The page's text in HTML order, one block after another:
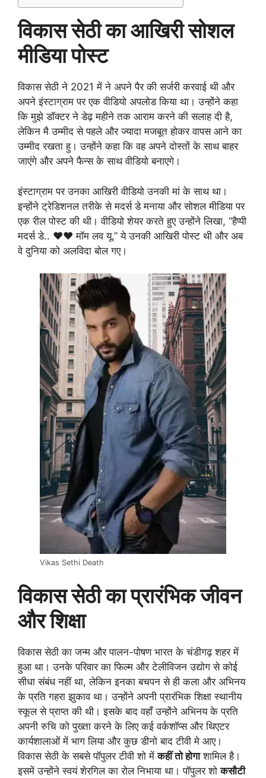
विकास सेठी का आखिरी सोशल
मीडिया पोस्ट
विकास सेठी ने 2021 में ने अपने पैर की सर्जरी करवाई थी और
अपने इंस्टाग्राम पर एक वीडियो अपलोड किया था। उन्होंने कहा
कि मुझे डॉक्टर ने डेढ़ महीने तक आराम करने की सलाह दी है,
लेकिन मै उम्मीद से पहले और ज्यादा मजबूत होकर वापस आने का
उम्मीद रखता हु। उन्होंने कहा कि वह अपने दोस्तों के साथ बाहर
जाएंगे और अपने फैन्स के साथ वीडियो बनाएगे।
इंस्टाग्राम पर उनका आखिरी वीडियो उनकी मां के साथ था।
इन्होंने ट्रेडिशनल तरीके से मदर्स डे मनाया और सोशल मीडिया पर
एक रील पोस्ट की थी। वीडियो शेयर करते हुए उन्होंने लिखा, “हैप्पी
मदर्स डे.. ❤❤ मॉम लव यू.” ये उनकी आखिरी पोस्ट थी और अब
वे दुनिया को अलविदा बोल गए।
Vikas Sethi Death
विकास सेठी का प्रारंभिक जीवन
और शिक्षा
विकास सेठी का जन्म और पालन-पोषण भारत के चंडीगढ़ शहर में
हुआ था। उनके परिवार का फिल्म और टेलीविजन उद्योग से कोई
सीधा संबंध नहीं था, लेकिन इनका बचपन से ही कला और अभिनय
के प्रति गहरा झुकाव था। उन्होंने अपनी प्रारंभिक शिक्षा स्थानीय
स्कूल से प्राप्त की थी। इसके बाद वहाँ उन्होंने अभिनय के प्रति
अपनी रुचि को पुख्ता करने के लिए कई वर्कशॉप्स और थिएटर
कार्यशालाओं में भाग लिया और कुछ डीनो बाद टीवी मे आए।
विकास सेठी के सबसे पॉपुलर टीवी शो मेंकहीं तो होगाशामिल है।
इसमें उन्होंने स्वयं शेरगिल का रोल निभाया था। पॉपुलर शोकसौटी